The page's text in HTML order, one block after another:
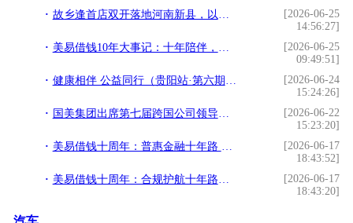
故乡逢首店双开落地河南新县，以县域样板拓乡情文旅版图
[2026-06-25
14:56:27]
美易借钱10年大事记：十年陪伴，让美好更易发生
[2026-06-25
09:49:51]
健康相伴 公益同行（贵阳站·第六期）｜粽香传安康 科普护肌肤，海通药业深耕基层健康公益
[2026-06-24
15:24:26]
国美集团出席第七届跨国公司领导人青岛峰会 共拓开放合作新空间
[2026-06-22
15:23:20]
美易借钱十周年：普惠金融十年路 每一步都算数
[2026-06-17
18:43:52]
美易借钱十周年：合规护航十年路，普惠金融践初心
[2026-06-17
18:43:20]